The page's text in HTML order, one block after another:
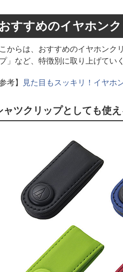
おすすめのイヤホン
からは、おすすめのイヤホンク
」など、特徴別に取り上げていく
考】 見た目もスッキリ！イヤホ
ャツクリップとしても使